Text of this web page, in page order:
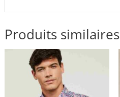
Produits similaires